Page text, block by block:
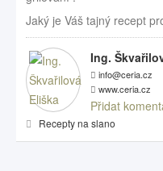
Jaký je Váš tajný recept
Ing.
info@ceria.cz
www.ceria.cz
Přidat
Recepty na slano